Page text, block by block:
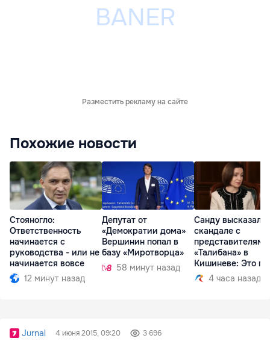
Разместить рекламу на сайте
Похожие новости
Стояногло:
Ответственность
начинается с
руководства - или не
начинается вовсе
12 минут назад
Депутат от
«Демократии дома»
Вершинин попал в
базу «Миротворца»
58 минут назад
Санду
скандале с
представителями
«Талибана» в
Кишиневе: Это
4 часа назад
Jurnal 4 июня 2015, 09:20 3 696